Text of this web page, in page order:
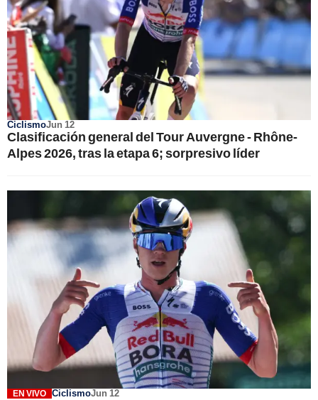
CiclismoJun 12
Clasificación general del Tour Auvergne - Rhône-
Alpes 2026, tras la etapa 6; sorpresivo líder
EN VIVO CiclismoJun 12